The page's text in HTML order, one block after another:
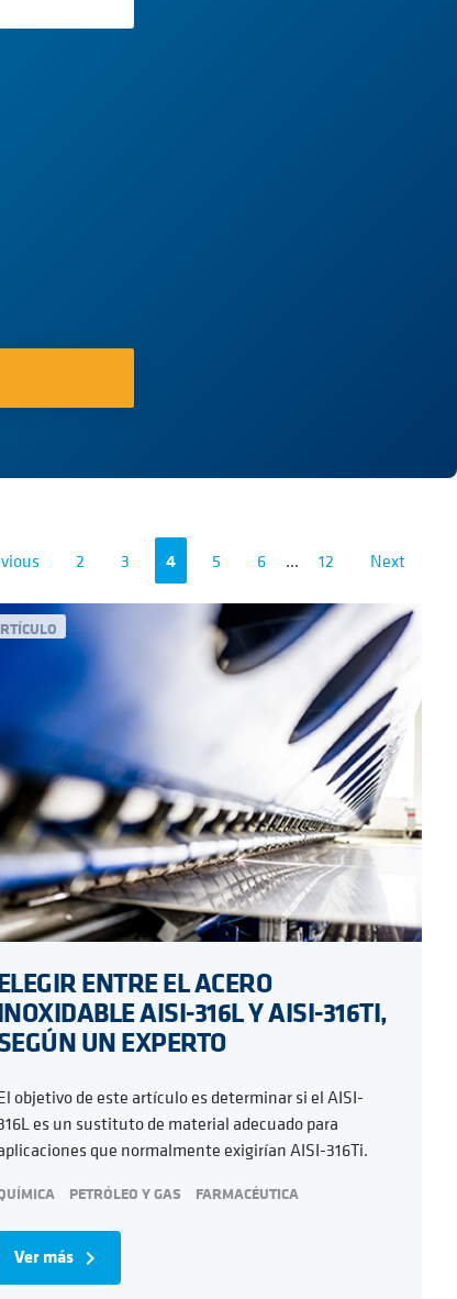
2 3 4 5 6 ... 12 Next
ENTRE EL ACERO
AISI-316L Y AISI-316TI,
UN EXPERTO
objetivo de este artículo es determinar si el AISI-
es un sustituto de material adecuado para
que normalmente exigirían AISI-316Ti.
PETRÓLEO Y GAS FARMACÉUTICA
Ver más navigate_next